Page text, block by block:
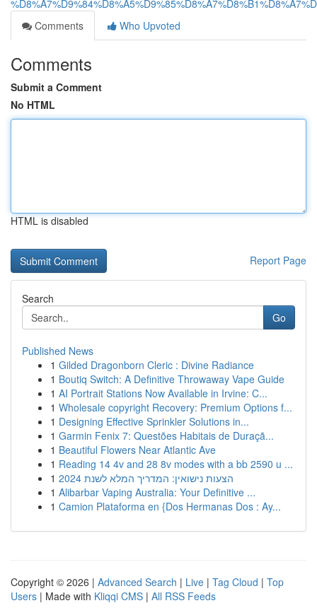
Comments
Who Upvoted
Comments
Submit a Comment
No HTML
HTML is disabled
Report Page
Search
Go
Published News
1 Gilded Dragonborn Cleric : Divine Radiance
1 Boutiq Switch: A Definitive Throwaway Vape Guide
1 AI Portrait Stations Now Available in Irvine: C...
1 Wholesale copyright Recovery: Premium Options f...
1 Designing Effective Sprinkler Solutions in...
1 Garmin Fenix 7: Questões Habitais de Duraçã...
1 Beautiful Flowers Near Atlantic Ave
1 Reading 14 4v and 28 8v modes with a bb 2590 u ...
1
הצעות נישואין: המדריך המלא לשנת 2024
1 Alibarbar Vaping Australia: Your Definitive ...
1 Camion Plataforma en {Dos Hermanas Dos : Ay...
Copyright © 2026 | Advanced Search | Live | Tag Cloud | Top
Users | Made with Kliqqi CMS | All RSS Feeds